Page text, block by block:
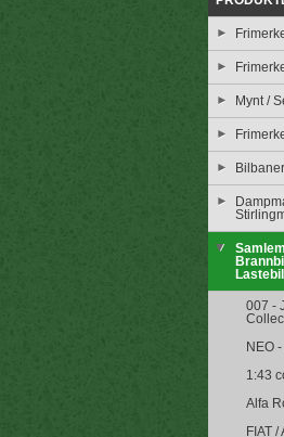
Mynt /
Bilbaner
007 -
NEO
1:43
Alfa
FIAT